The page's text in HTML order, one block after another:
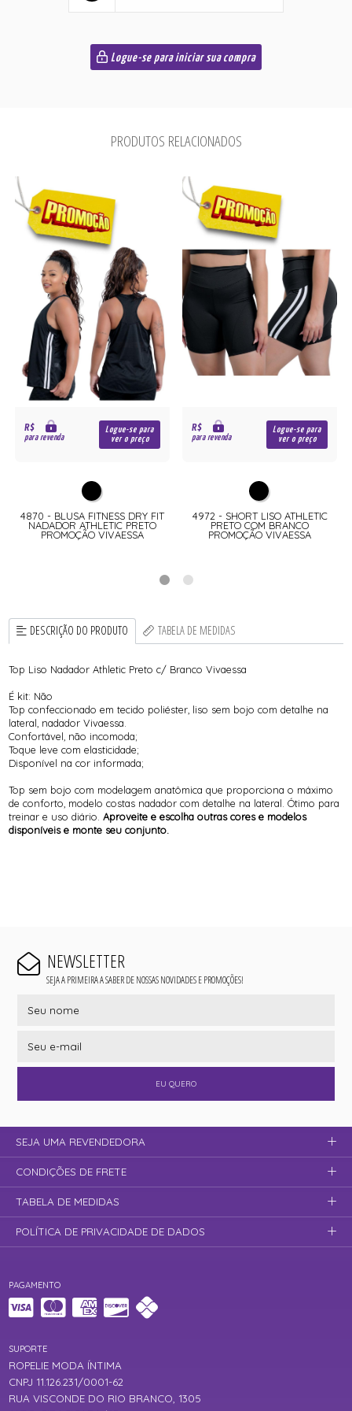
Logue-se para iniciar sua compra
PRODUTOS RELACIONADOS
R$
para revenda
Logue-se para
ver o preço
4870 - BLUSA FITNESS DRY FIT
NADADOR ATHLETIC PRETO
PROMOÇÃO VIVAESSA
R$
para revenda
Logue-se para
ver o preço
4972 - SHORT LISO ATHLETIC
PRETO COM BRANCO
PROMOÇÃO VIVAESSA
DESCRIÇÃO DO PRODUTO TABELA DE MEDIDAS
Top Liso Nadador Athletic Preto c/ Branco Vivaessa
É kit: Não
Top confeccionado em tecido poliéster, liso sem bojo com detalhe na
lateral, nadador Vivaessa.
Confortável, não incomoda;
Toque leve com elasticidade;
Disponível na cor informada;
Top sem bojo com modelagem anatômica que proporciona o máximo
de conforto, modelo costas nadador com detalhe na lateral. Ótimo para
treinar e uso diário.Aproveite e escolha outras cores e modelos
disponíveis e monte seu conjunto.
NEWSLETTER
SEJA A PRIMEIRA A SABER DE NOSSAS NOVIDADES E PROMOÇÕES!
EU QUERO
PAGAMENTO
SUPORTE
ROPELIE MODA ÍNTIMA
CNPJ 11.126.231/0001-62
RUA VISCONDE DO RIO BRANCO, 1305
SEJA UMA REVENDEDORA
CONDIÇÕES DE FRETE
TABELA DE MEDIDAS
POLÍTICA DE PRIVACIDADE DE DADOS